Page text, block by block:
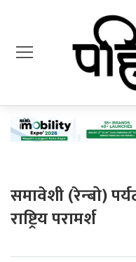
समावेशी (रेन्बो)
राष्ट्रिय परामर्श